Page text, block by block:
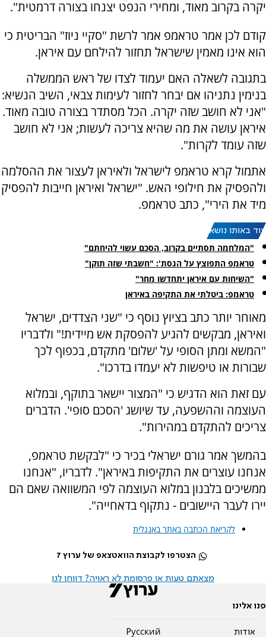
יקרה בקרוב מאוד, ומחירי הנפט יצנחו בצורה דרמטית".
קודם לכן אמר טראמפ אמר לרשת "סקיי ניוז" הבריטית כי
הוא אינו מאמין שישראל תחזור להילחם עם איראן.
בתגובה לשאלה האם יעמוד לצדו של ראש הממשלה
בנימין נתניהו אם יבחר לחזור לעימות צבאי, השיב הנשיא:
"אני לא חושב שזה יקרה. הכל מסתדר בצורה טובה מאוד.
איראן עושה את מה שהיא צריכה לעשות; אני לא חושב
שזה עומד לקרות".
אתמול קרא טראמפ לישראל ולאיראן לעצור את ההסלמה
ולהפסיק את חילופי האש. "ישראל ואיראן חייבות להפסיק
מיד את הירי", כתב טראמפ.
עוד באותו נושא:
"המלחמה תסתיים בקרוב, הסכם עשוי להיחתם"
טראמפ התפוצץ על הגסת': "חשבתי שזה תוקן"
"השיחות עם איראן יתחדשו מחר"
טראמפ: ביטלתי את התקיפה באיראן
מאוחר יותר כתב בציוץ נוסף כי "שני הצדדים, ישראל
ואיראן, מבקשים להגיע להפסקת אש מיידית!" ולדבריו
"המשא ומתן הסופי על 'שלום' מתקדם, בכפוף לכך
שבורות או טיפשות לא יעמדו בדרכו".
עם זאת הוא הדגיש כי "המצור יישאר בתוקף, ובמלוא
העוצמה וההשפעה, עד שיושג 'הסכם סופי'. הדברים
צריכים להתקדם במהירות".
בהמשך אמר גורם ישראלי בכיר כי "לבקשת טראמפ,
אנחנו עוצרים את התקיפות באיראן". לדבריו, "אנחנו
ממשיכים בלבנון במלוא העוצמה לפי המשוואה שאם הם
יירו לעבר היישובים - נתקוף בדאחייה".
לקריאת הכתבה באתר באנגלית
הצטרפו לקבוצת הוואטצאפ של ערוץ 7
מצאתם טעות או פרסומת לא ראויה? דווחו לנו
פנו אלינו
אודות
Pусский